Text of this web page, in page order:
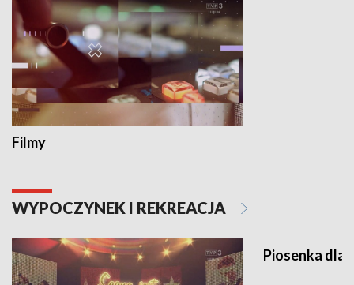
Filmy
WYPOCZYNEK I REKREACJA
Piosenka dla